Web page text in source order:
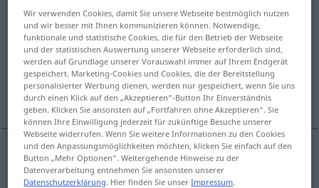
Einfaltf <Einfalt>
Übersicht aller Übersetzungen
(Für mehr Details die Übersetzung anklicken/antippen)
ograničenost, bezazlenost
ograničenostf Einfalt
Wir verwenden Cookies, damit Sie unsere Webseite bestmöglich nutzen
und wir besser mit Ihnen kommunizieren können. Notwendige,
funktionale und statistische Cookies, die für den Betrieb der Webseite
und der statistischen Auswertung unserer Webseite erforderlich sind,
werden auf Grundlage unserer Vorauswahl immer auf Ihrem Endgerät
gespeichert. Marketing-Cookies und Cookies, die der Bereitstellung
personalisierter Werbung dienen, werden nur gespeichert, wenn Sie uns
durch einen Klick auf den „Akzeptieren“-Button Ihr Einverständnis
geben. Klicken Sie ansonsten auf „Fortfahren ohne Akzeptieren“. Sie
können Ihre Einwilligung jederzeit für zukünftige Besuche unserer
Webseite widerrufen. Wenn Sie weitere Informationen zu den Cookies
und den Anpassungsmöglichkeiten möchten, klicken Sie einfach auf den
Button „Mehr Optionen“. Weitergehende Hinweise zu der
Datenverarbeitung entnehmen Sie ansonsten unserer
Datenschutzerklärung. Hier finden Sie unserImpressum.